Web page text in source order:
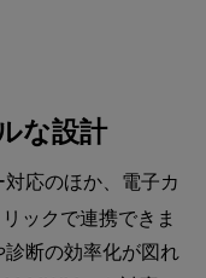
な設計
応のほか、電子カ
ックで連携できま
断の効率化が図れ